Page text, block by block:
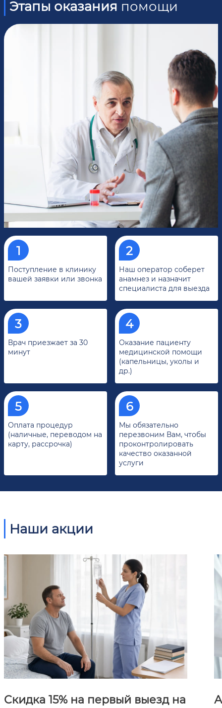
Этапы оказания помощи
Поступление в клинику
вашей заявки или звонка
Наш оператор соберет
анамнез и назначит
специалиста для выезда
Врач приезжает за 30
минут
Оказание пациенту
медицинской помощи
(капельницы, уколы и
др.)
Оплата процедур
(наличные, переводом на
карту, рассрочка)
Мы обязательно
перезвоним Вам, чтобы
проконтролировать
качество оказанной
услуги
Наши акции
Скидка 15% на первый выезд на